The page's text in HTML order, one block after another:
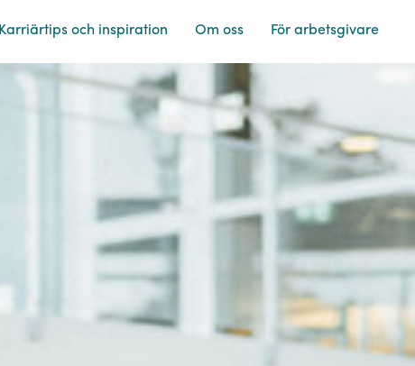
Karriärtips och inspiration Om oss För arbetsgivare